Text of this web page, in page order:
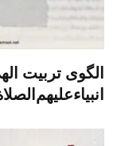
الگوی تربیت